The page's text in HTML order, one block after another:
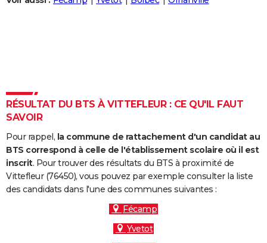
Carte de Noël
Carte Bonne année
Carte Saint-Valentin
Carte Pâques
Carte d'anniversaire
Dictionnaire
Biographies
Citations
Expressions
Proverbes
PROGRAMME TV
COPAINS D'AVANT
S'inscrire
Se connecter
Lycées
Collèges
Primaires
Universités
Entreprises
Service militaire
Avis de recherche
AVIS DE DÉCÈS
RÉSULTAT DU BTS À VITTEFLEUR : CE QU'IL FAUT
SAVOIR
Pour rappel, la commune de rattachement d'un candidat au
BTS correspond à celle de l'établissement scolaire où il est
inscrit. Pour trouver des résultats du BTS à proximité de
Vittefleur (76450), vous pouvez par exemple consulter la liste
des candidats dans l'une des communes suivantes :
Fécamp
Yvetot